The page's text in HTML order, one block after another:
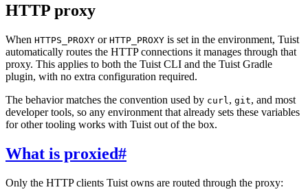
HTTP proxy
When HTTPS_PROXY or HTTP_PROXY is set in the environment, Tuist
automatically routes the HTTP connections it manages through that
proxy. This applies to both the Tuist CLI and the Tuist Gradle
plugin, with no extra configuration required.
The behavior matches the convention used by curl , git, and most
developer tools, so any environment that already sets these variables
for other tooling works with Tuist out of the box.
What is proxied#
Only the HTTP clients Tuist owns are routed through the proxy: